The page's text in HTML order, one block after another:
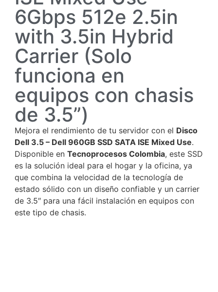
6Gbps 512e 2.5in
with 3.5in Hybrid
Carrier (Solo
funciona en
equipos con chasis
de 3.5”)
Mejora el rendimiento de tu servidor con el Disco
Dell 3.5 – Dell 960GB SSD SATA ISE Mixed Use.
Disponible en Tecnoprocesos Colombia, este SSD
es la solución ideal para el hogar y la oficina, ya
que combina la velocidad de la tecnología de
estado sólido con un diseño confiable y un carrier
de 3.5″ para una fácil instalación en equipos con
este tipo de chasis.